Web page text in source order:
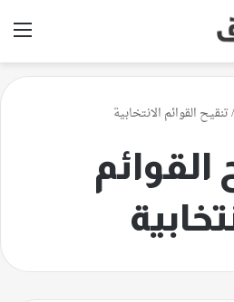
/تنقيح القوائم الانتخابية
القوائم